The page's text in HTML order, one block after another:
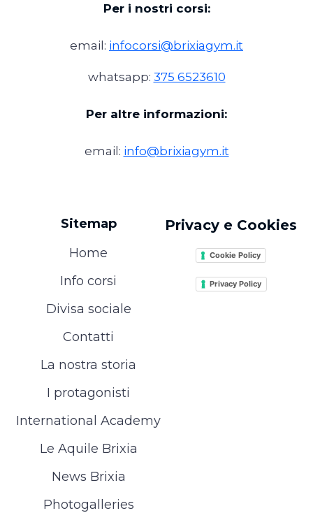
Per i nostri corsi:
email: infocorsi@brixiagym.it
whatsapp: 375 6523610
Per altre informazioni:
email: info@brixiagym.it
Sitemap
Home
Info corsi
Divisa sociale
Contatti
La nostra storia
I protagonisti
International Academy
Le Aquile Brixia
News Brixia
Photogalleries
Privacy e Cookies
Cookie Policy
Privacy Policy